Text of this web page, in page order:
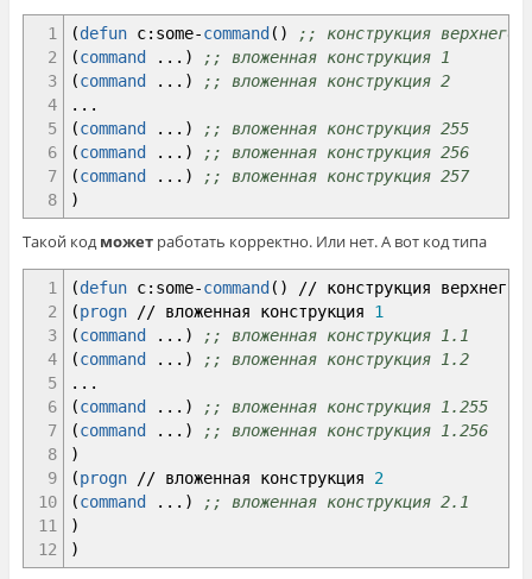
1
2
3
4
5
6
7
8
(defunc:some-command ( )
;; конструкция верхнего
(command ... )
;; вложенная конструкция 1
(command ... )
;; вложенная конструкция 2
...
(command ... )
;; вложенная конструкция 255
(command ... )
;; вложенная конструкция 256
(command ... )
;; вложенная конструкция 257
)
Такой кодможетработать корректно. Или нет. А вот код типа
1
2
3
4
5
6
7
8
9
10
11
12
(defunc:some-command ( ) //конструкция верхнего
(progn //вложенная конструкция 1
(command ... )
;; вложенная конструкция 1.1
(command ... )
;; вложенная конструкция 1.2
...
(command ... )
;; вложенная конструкция 1.255
(command ... )
;; вложенная конструкция 1.256
)
(progn //вложенная конструкция 2
(command ... )
;; вложенная конструкция 2.1
)
)